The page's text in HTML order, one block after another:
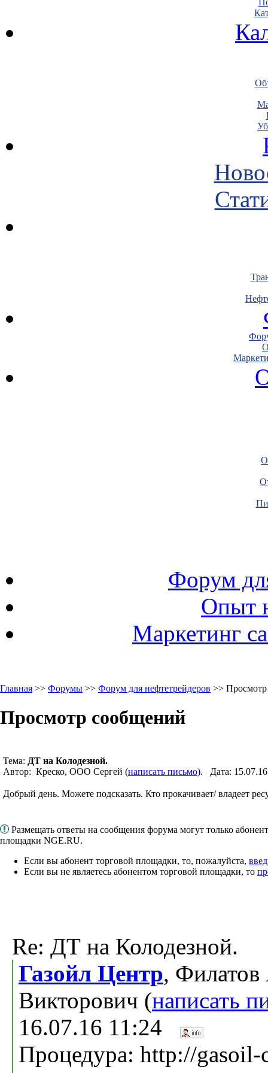
Форум
Опыт
Маркетинг
Главная >> Форумы >> Форум для нефтетрейдеров >>
Просмотр сообщений
Тема: ДТ на Колодезной.
Автор: Креско, ООО Сергей (написать письмо). Дата:
Добрый день. Можете подсказать. Кто прокачивает/ владеет
Размещать ответы на сообщения форума могут только
площадки NGE.RU.
Если вы абонент торговой площадки, то, пожалуйста,
Если вы не являетесь абонентом торговой площадки, то
Re: ДТ на Колодезной.
Газойл Центр,
Викторович (написать
16.07.16 11:24
Процедура: http://gasoil-